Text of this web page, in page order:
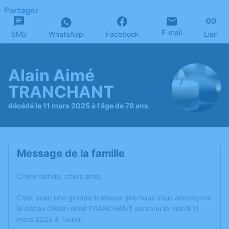
Partager
SMS WhatsApp Facebook E-mail Lien
Alain Aimé
TRANCHANT
décédé le 11 mars 2025 à l'âge de 78 ans
Message de la famille
Chère famille, chers amis,
C’est avec une grande tristesse que nous vous annonçons
le décès d’Alain Aimé TRANCHANT survenu le mardi 11
mars 2025 à Toulon.